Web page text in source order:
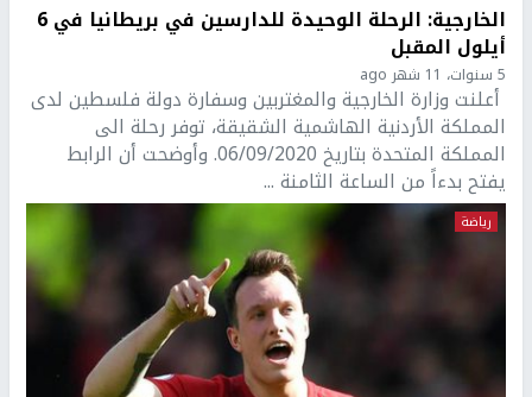
الخارجية: الرحلة الوحيدة للدارسين في بريطانيا في 6
أيلول المقبل
5 سنوات، 11 شهر ago
أعلنت وزارة الخارجية والمغتربين وسفارة دولة فلسطين لدى
المملكة الأردنية الهاشمية الشقيقة، توفر رحلة الى
المملكة المتحدة بتاريخ 06/09/2020. وأوضحت أن الرابط
يفتح بدءاً من الساعة الثامنة ...
رياضة